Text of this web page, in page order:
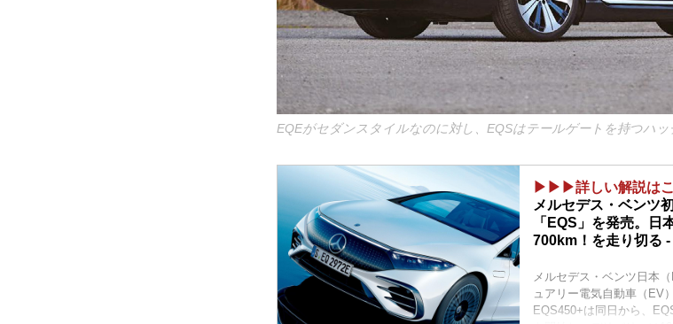
EQEがセダンスタイルなのに対し、EQSはテールゲートを持つハッ
▶▶▶詳しい解説は
メルセデス・ベンツ
「EQS」を発売。日
700km！を走り切る
メルセデス・ベンツ日本
ュアリー電気自動車（EV
EQS450+は同日から、